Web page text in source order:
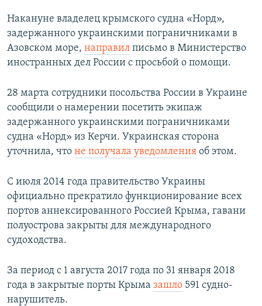
Накануне владелец крымского судна «Норд»,
задержанного украинскими пограничниками в
Азовском море, направил письмо в Министерство
иностранных дел России с просьбой о помощи.
28 марта сотрудники посольства России в Украине
сообщили о намерении посетить экипаж
задержанного украинскими пограничниками
судна «Норд» из Керчи. Украинская сторона
уточнила, что не получала уведомления об этом.
С июля 2014 года правительство Украины
официально прекратило функционирование всех
портов аннексированного Россией Крыма, гавани
полуострова закрыты для международного
судоходства.
За период с 1 августа 2017 года по 31 января 2018
года в закрытые порты Крыма зашло 591 судно-
нарушитель.